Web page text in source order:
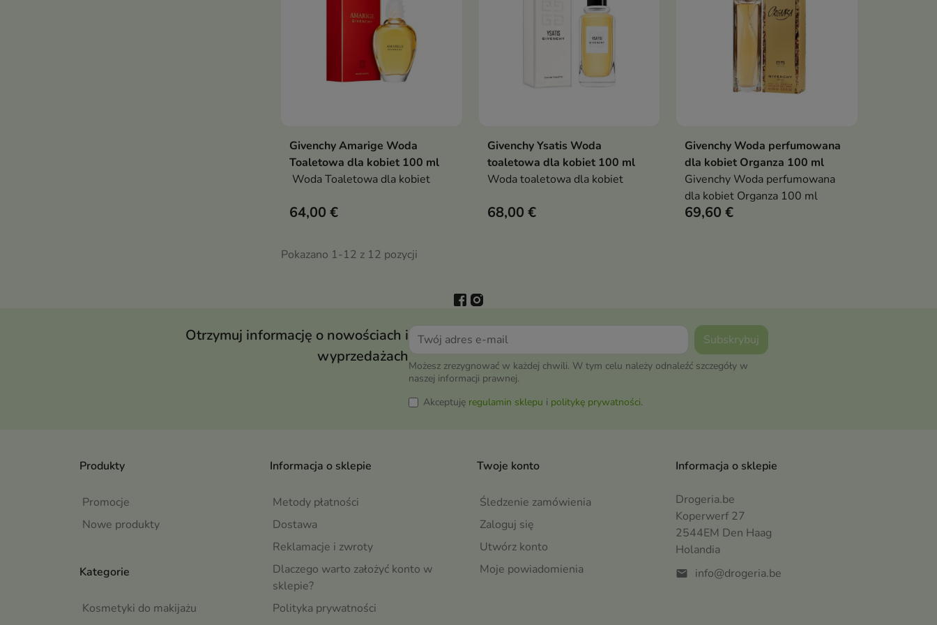
Pokaż szczegóły
Givenchy Amarige Woda
Toaletowa dla kobiet 100 ml
Woda Toaletowa dla kobiet
64,00 €
Pokaż szczegóły
Givenchy Ysatis Woda
toaletowa dla kobiet 100 ml
Woda toaletowa dla kobiet
68,00 €
Pokaż szczegóły
Givenchy Woda perfumowana
dla kobiet Organza 100 ml
Givenchy Woda perfumowana
dla kobiet Organza 100 ml
69,60 €
Pokazano 1-12 z 12 pozycji
Otrzymuj informację o nowościach i
wyprzedażach
Możesz zrezygnować w każdej chwili. W tym celu należy odnaleźć szczegóły w
naszej informacji prawnej.
Akceptuję regulamin sklepu i politykę prywatności.
Produkty
Promocje
Nowe produkty
Informacja o sklepie
Metody płatności
Dostawa
Reklamacje i zwroty
Dlaczego warto założyć konto w
sklepie?
Polityka prywatności
Kategorie
Kosmetyki do makijażu
Twoje konto
Śledzenie zamówienia
Zaloguj się
Utwórz konto
Moje powiadomienia
Informacja o sklepie
Drogeria.be
Koperwerf 27
2544EM Den Haag
Holandia
mail info@drogeria.be